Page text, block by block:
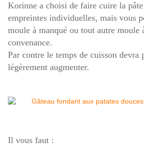
Korinne a choisi de faire cuire la pâte
empreintes individuelles, mais vous
moule à manqué ou tout autre moule
convenance.
Par contre le temps de cuisson devra
légèrement augmenter.
Il vous faut :